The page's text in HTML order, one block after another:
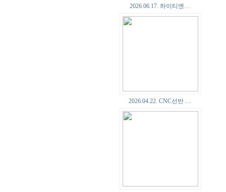
2026.06.17. 하이티엔…
2026.04.22. CNC선반 …